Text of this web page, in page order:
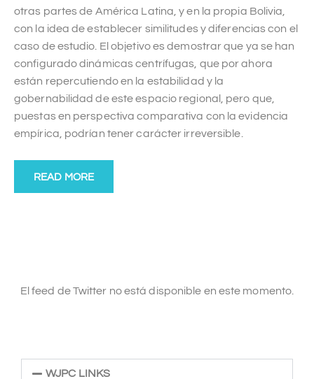
otras partes de América Latina, y en la propia Bolivia,
con la idea de establecer similitudes y diferencias con el
caso de estudio. El objetivo es demostrar que ya se han
configurado dinámicas centrífugas, que por ahora
están repercutiendo en la estabilidad y la
gobernabilidad de este espacio regional, pero que,
puestas en perspectiva comparativa con la evidencia
empírica, podrían tener carácter irreversible.
READ MORE
El feed de Twitter no está disponible en este momento.
WJPC LINKS